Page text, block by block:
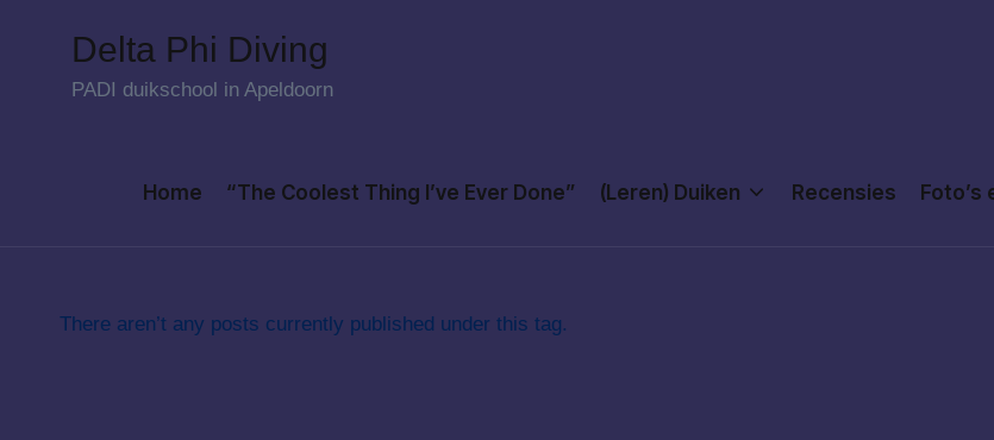
Delta Phi Diving
PADI duikschool in Apeldoorn
Home “The Coolest Thing I’ve Ever Done” (Leren) Duiken Recensies Foto’s
There aren’t any posts currently published under this tag.